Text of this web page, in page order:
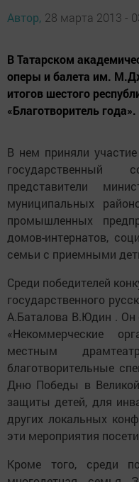
Автор, 28 марта 2013 -
В Татарском
оперы и балета им.
итогов шестого
«Благотворитель года».
В нем приняли
представители
муниципальных
промышленных
домов-интернатов,
семьи с приемными
Среди победителей
государственного
А.Баталова В.Юдин . Он
«Некоммерческие
местным
благотворительные
Дню Победы в
защиты детей, для
других локальных
эти мероприятия
Кроме того, среди